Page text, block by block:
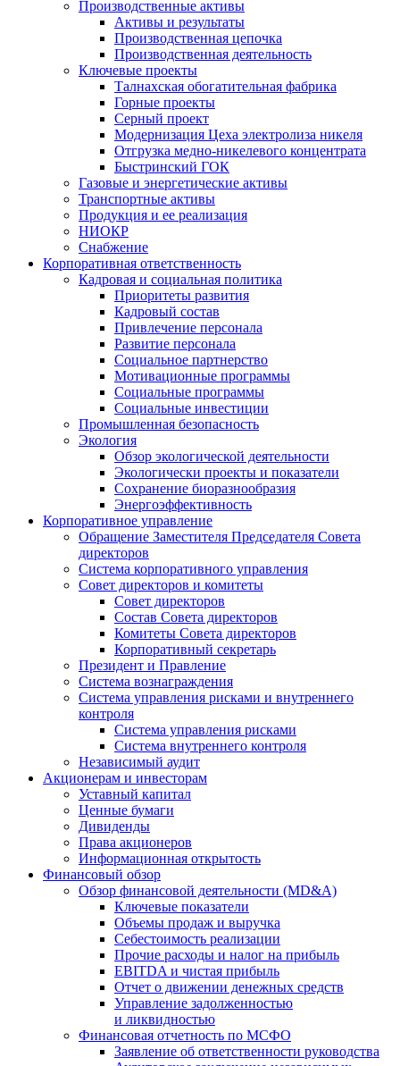
Производственные активы
Активы и результаты
Производственная цепочка
Производственная деятельность
Ключевые проекты
Талнахская обогатительная фабрика
Горные проекты
Серный проект
Модернизация Цеха электролиза никеля
Отгрузка медно-никелевого концентрата
Быстринский ГОК
Газовые и энергетические активы
Транспортные активы
Продукция и ее реализация
НИОКР
Снабжение
Корпоративная ответственность
Кадровая и социальная политика
Приоритеты развития
Кадровый состав
Привлечение персонала
Развитие персонала
Социальное партнерство
Мотивационные программы
Социальные программы
Социальные инвестиции
Промышленная безопасность
Экология
Обзор экологической деятельности
Экологически проекты и показатели
Сохранение биоразнообразия
Энергоэффективность
Корпоративное управление
Обращение Заместителя Председателя Совета
директоров
Система корпоративного управления
Совет директоров и комитеты
Совет директоров
Состав Совета директоров
Комитеты Совета директоров
Корпоративный секретарь
Президент и Правление
Система вознаграждения
Система управления рисками и внутреннего
контроля
Система управления рисками
Система внутреннего контроля
Независимый аудит
Акционерам и инвесторам
Уставный капитал
Ценные бумаги
Дивиденды
Права акционеров
Информационная открытость
Финансовый обзор
Обзор финансовой деятельности (MD&A)
Ключевые показатели
Объемы продаж и выручка
Себестоимость реализации
Прочие расходы и налог на прибыль
EBITDA и чистая прибыль
Отчет о движении денежных средств
Управление задолженностью
и ликвидностью
Финансовая отчетность по МСФО
Заявление об ответственности руководства